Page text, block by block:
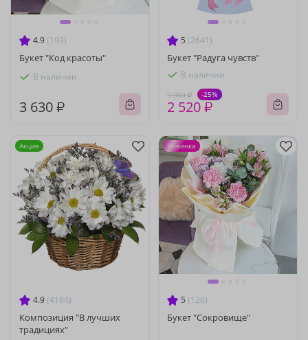
4.9 (193)
Букет "Код красоты"
В наличии
3 630 ₽
5 (2641)
Букет "Радуга чувств"
В наличии
3 360 ₽ -25%
2 520 ₽
4.9 (4184)
Композиция "В лучших
традициях"
Акция
5 (126)
Букет "Сокровище"
Новинка